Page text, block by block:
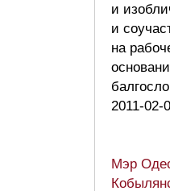
и
и
на
2011-02-
Мэр